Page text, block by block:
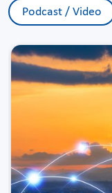
Podcast / Video